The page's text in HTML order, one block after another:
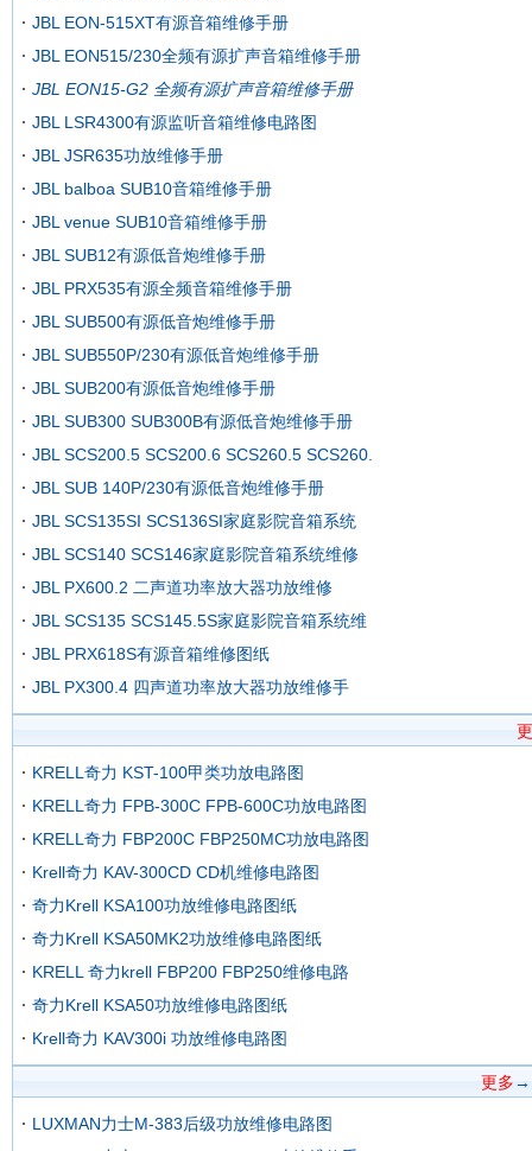
JBL EON-515XT有源音箱维修手册
JBL EON515/230全频有源扩声音箱维修手册
JBL EON15-G2 全频有源扩声音箱维修手册
JBL LSR4300有源监听音箱维修电路图
JBL JSR635功放维修手册
JBL balboa SUB10音箱维修手册
JBL venue SUB10音箱维修手册
JBL SUB12有源低音炮维修手册
JBL PRX535有源全频音箱维修手册
JBL SUB500有源低音炮维修手册
JBL SUB550P/230有源低音炮维修手册
JBL SUB200有源低音炮维修手册
JBL SUB300 SUB300B有源低音炮维修手册
JBL SCS200.5 SCS200.6 SCS260.5 SCS260.
JBL SUB 140P/230有源低音炮维修手册
JBL SCS135SI SCS136SI家庭影院音箱系统
JBL SCS140 SCS146家庭影院音箱系统维修
JBL PX600.2 二声道功率放大器功放维修
JBL SCS135 SCS145.5S家庭影院音箱系统维
JBL PRX618S有源音箱维修图纸
JBL PX300.4 四声道功率放大器功放维修手
KRELL奇力 KST-100甲类功放电路图
KRELL奇力 FPB-300C FPB-600C功放电路图
KRELL奇力 FBP200C FBP250MC功放电路图
Krell奇力 KAV-300CD CD机维修电路图
奇力Krell KSA100功放维修电路图纸
奇力Krell KSA50MK2功放维修电路图纸
KRELL 奇力krell FBP200 FBP250维修电路
奇力Krell KSA50功放维修电路图纸
Krell奇力 KAV300i 功放维修电路图
更多
LUXMAN力士M-383后级功放维修电路图